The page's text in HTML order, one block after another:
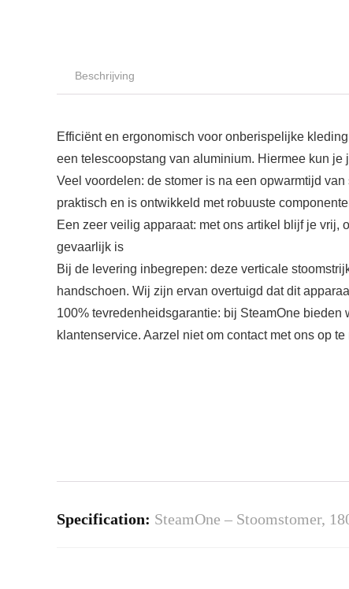
Beschrijving
Efficiënt en ergonomisch voor onberispelijke
een telescoopstang van aluminium. Hiermee kun
Veel voordelen: de stomer is na een opwarmtijd
praktisch en is ontwikkeld met robuuste
Een zeer veilig apparaat: met ons artikel blijf je
gevaarlijk is
Bij de levering inbegrepen: deze verticale
handschoen. Wij zijn ervan overtuigd dat dit
100% tevredenheidsgarantie: bij SteamOne
klantenservice. Aarzel niet om contact met ons op
Specification: SteamOne – Stoomstomer,